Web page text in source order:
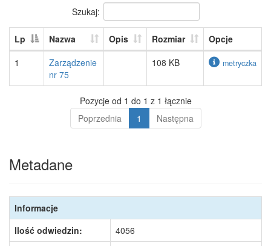
Szukaj:
Lp Nazwa Opis Rozmiar
Opcje
1
Zarządzenie
nr 75
108 KB metryczka
Pozycje od 1 do 1 z 1 łącznie
Poprzednia
1 Następna
Metadane
Informacje
Ilość odwiedzin:
4056